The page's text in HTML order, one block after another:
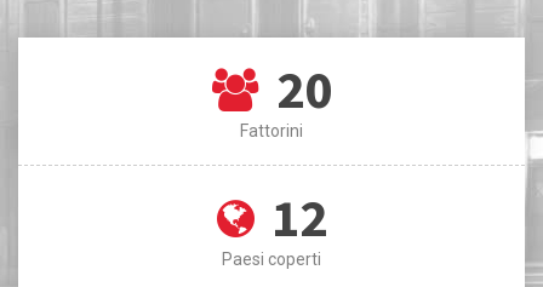
20
Fattorini
12
Paesi coperti